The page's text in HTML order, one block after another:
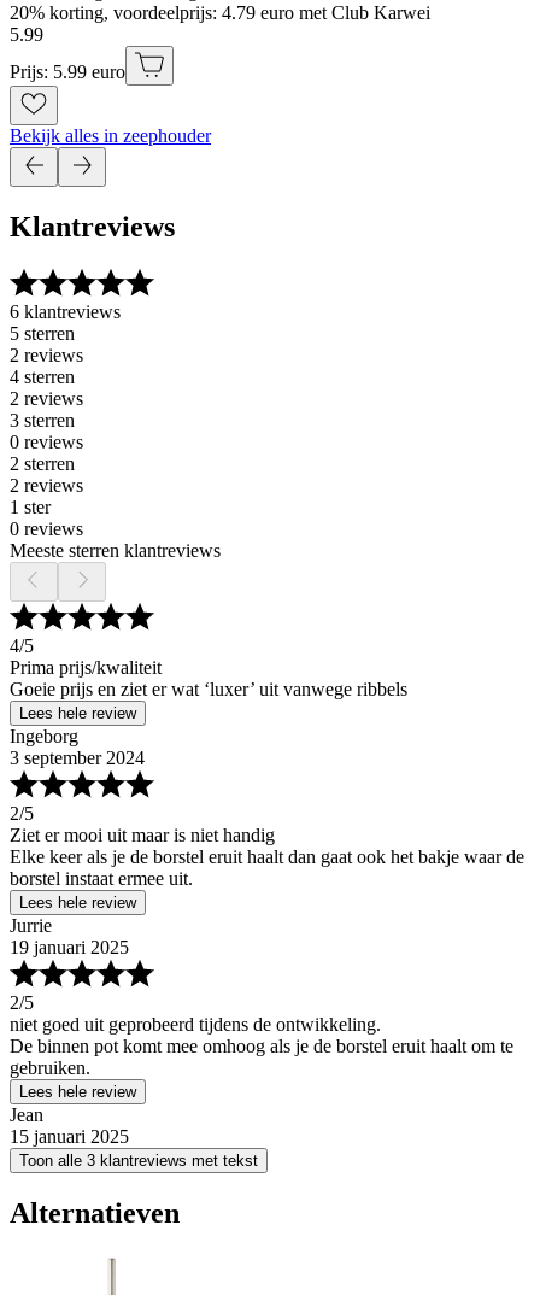
20% korting, voordeelprijs: 4.79 euro met Club Karwei
5.99
Prijs: 5.99 euro
Bekijk alles in zeephouder
Klantreviews
6 klantreviews
5 sterren
2 reviews
4 sterren
2 reviews
3 sterren
0 reviews
2 sterren
2 reviews
1 ster
0 reviews
Meeste sterren klantreviews
4/5
Prima prijs/kwaliteit
Goeie prijs en ziet er wat ‘luxer’ uit vanwege ribbels
Lees hele review
Ingeborg
3 september 2024
2/5
Ziet er mooi uit maar is niet handig
Elke keer als je de borstel eruit haalt dan gaat ook het bakje waar de
borstel instaat ermee uit.
Lees hele review
Jurrie
19 januari 2025
2/5
niet goed uit geprobeerd tijdens de ontwikkeling.
De binnen pot komt mee omhoog als je de borstel eruit haalt om te
gebruiken.
Lees hele review
Jean
15 januari 2025
Toon alle 3 klantreviews met tekst
Alternatieven